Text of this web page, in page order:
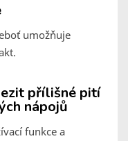
umožňuje
přílišné pití
nápojů
funkce a